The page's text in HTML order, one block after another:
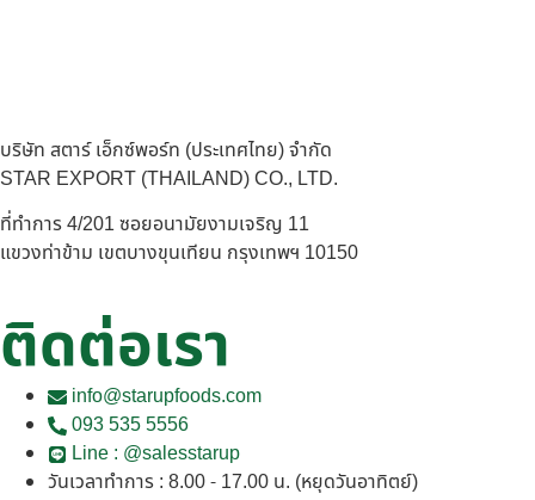
บริษัท สตาร์ เอ็กซ์พอร์ท (ประเทศไทย) จำกัด
STAR EXPORT (THAILAND) CO., LTD.
ที่ทำการ 4/201 ซอยอนามัยงามเจริญ 11
แขวงท่าข้าม เขตบางขุนเทียน กรุงเทพฯ 10150
ติดต่อเรา
info@starupfoods.com
093 535 5556
Line : @salesstarup
วันเวลาทำการ : 8.00 - 17.00 น. (หยุดวันอาทิตย์)